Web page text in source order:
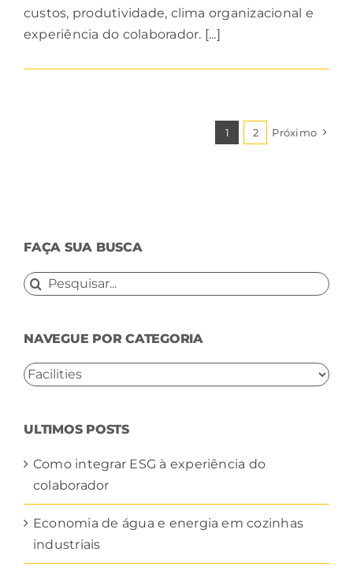
custos, produtividade, clima organizacional e
experiência do colaborador. [...]
1 2 Próximo
FAÇA SUA BUSCA
Buscar
NAVEGUE POR CATEGORIA
NAVEGUE
ULTIMOS POSTS
Como integrar ESG à experiência do
colaborador
Economia de água e energia em cozinhas
industriais